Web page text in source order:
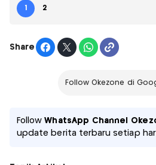
1 2
Share
Follow Okezone di
FollowWhatsApp Channel
update berita terbaru setiap